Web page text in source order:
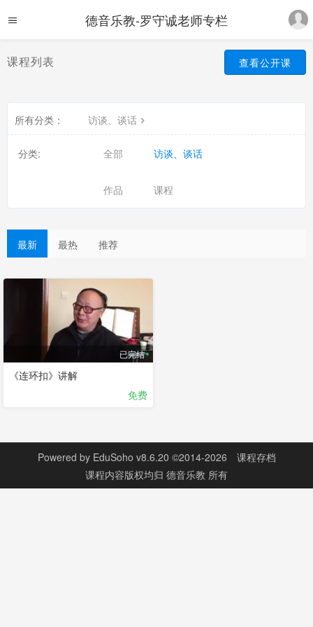
德音乐教-罗守诚老师专栏
课程列表 查看公开课
所有分类： 访谈、谈话
分类: 全部 访谈、谈话
作品 课程
最新 最热 推荐
已完结
《连环扣》讲解
免费
Powered by EduSoho v8.6.20 ©2014-2026
课程存档
课程内容版权均归 德音乐教 所有